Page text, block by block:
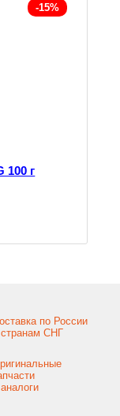
-15%
100 г
по России
СНГ